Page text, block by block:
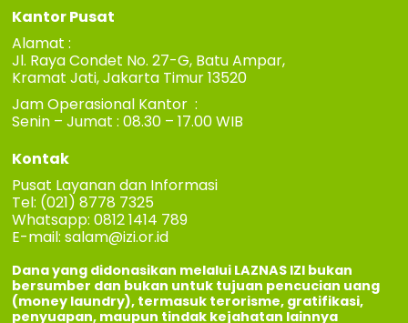
Kantor Pusat
Alamat :
Jl. Raya Condet No. 27-G, Batu Ampar,
Kramat Jati, Jakarta Timur 13520
Jam Operasional Kantor :
Senin – Jumat : 08.30 – 17.00 WIB
Kontak
Pusat Layanan dan Informasi
Tel: (021) 8778 7325
Whatsapp: 0812 1414 789
E-mail:salam@izi.or.id
Dana yang didonasikan melalui LAZNAS IZI bukan
bersumber dan bukan untuk tujuan pencucian uang
(money laundry), termasuk terorisme, gratifikasi,
penyuapan, maupun tindak kejahatan lainnya